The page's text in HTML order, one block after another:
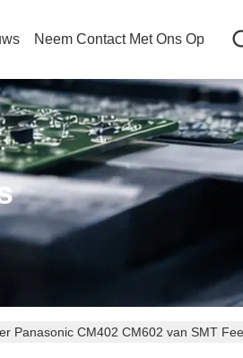
Neem Contact Met Ons Op
Panasonic CM402 CM602 van SMT